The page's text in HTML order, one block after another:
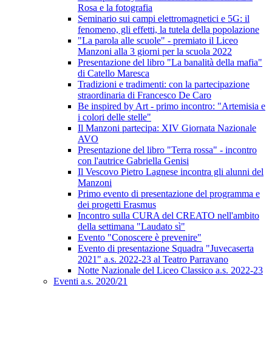
Rosa e la fotografia
Seminario sui campi elettromagnetici e 5G: il
fenomeno, gli effetti, la tutela della popolazione
"La parola alle scuole" - premiato il Liceo
Manzoni alla 3 giorni per la scuola 2022
Presentazione del libro "La banalità della mafia"
di Catello Maresca
Tradizioni e tradimenti: con la partecipazione
straordinaria di Francesco De Caro
Be inspired by Art - primo incontro: "Artemisia e
i colori delle stelle"
Il Manzoni partecipa: XIV Giornata Nazionale
AVO
Presentazione del libro "Terra rossa" - incontro
con l'autrice Gabriella Genisi
Il Vescovo Pietro Lagnese incontra gli alunni del
Manzoni
Primo evento di presentazione del programma e
dei progetti Erasmus
Incontro sulla CURA del CREATO nell'ambito
della settimana "Laudato sì"
Evento "Conoscere è prevenire"
Evento di presentazione Squadra "Juvecaserta
2021" a.s. 2022-23 al Teatro Parravano
Notte Nazionale del Liceo Classico a.s. 2022-23
Eventi a.s. 2020/21